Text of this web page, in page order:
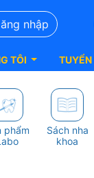
nhập
TÔI TUYỂN
phẩm
Sách nha
khoa